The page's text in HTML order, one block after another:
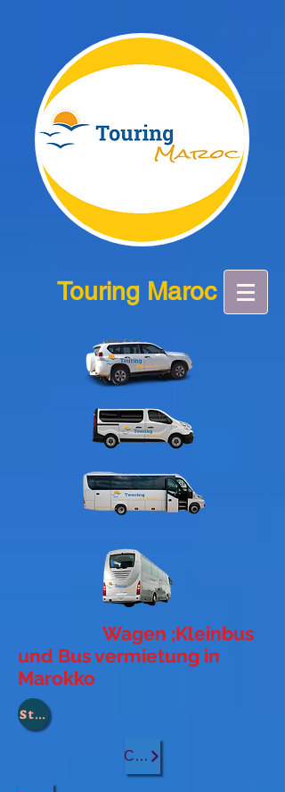
Touring Maroc
Wagen ;Kleinbus
und Bus vermietung in
Marokko
Stadt :
Casablanca